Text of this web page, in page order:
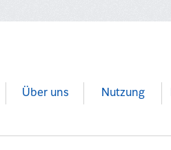
Über uns Nutzung